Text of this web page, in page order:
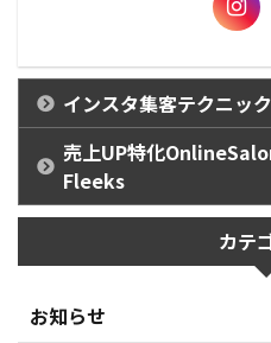
インスタ集客テクニック
売上UP特化
Fleeks
カテ
お知らせ